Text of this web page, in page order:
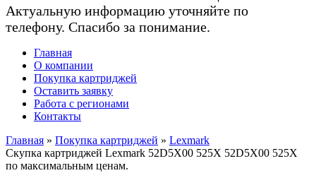
Актуальную информацию уточняйте по
телефону. Спасибо за понимание.
Главная
О компании
Покупка картриджей
Оставить заявку
Работа с регионами
Контакты
Главная » Покупка картриджей » Lexmark
Скупка картриджей Lexmark 52D5X00 525X 52D5X00 525X
по максимальным ценам.